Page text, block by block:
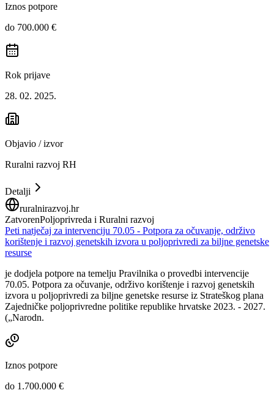
Iznos potpore
do 700.000 €
Rok prijave
28. 02. 2025.
Objavio / izvor
Ruralni razvoj RH
Detalji
ruralnirazvoj.hr
ZatvorenPoljoprivreda i Ruralni razvoj
Peti natječaj za intervenciju 70.05 - Potpora za očuvanje, održivo
korištenje i razvoj genetskih izvora u poljoprivredi za biljne genetske
resurse
je dodjela potpore na temelju Pravilnika o provedbi intervencije
70.05. Potpora za očuvanje, održivo korištenje i razvoj genetskih
izvora u poljoprivredi za biljne genetske resurse iz Strateškog plana
Zajedničke poljoprivredne politike republike hrvatske 2023. - 2027.
(„Narodn.
Iznos potpore
do 1.700.000 €